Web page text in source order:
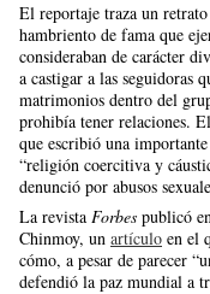
El reportaje traza un
hambriento de fama que
consideraban de carácter
a castigar a las seguidoras
matrimonios dentro del
prohibía tener relaciones.
que escribió una
“religión coercitiva y
denunció por abusos
La revista Forbes publicó
Chinmoy, un artículo en el
cómo, a pesar de parecer
defendió la paz mundial a